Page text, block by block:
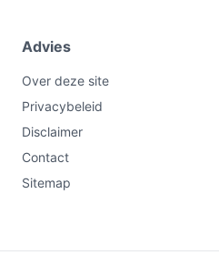
Controleer altijd de
productinformatie vermeldt
haal de bediening en stekker
wast. Controleer ook of er een
wastemperatuur wordt
Wat is de belangrijkste
Advies
Over deze site
Privacybeleid
Disclaimer
Contact
Sitemap